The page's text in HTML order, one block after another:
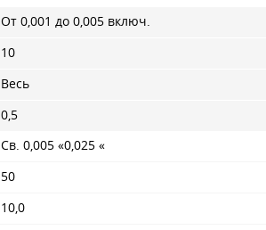
От 0,001 до 0,005 включ.
10
Весь
0,5
Св. 0,005 «0,025 «
50
10,0